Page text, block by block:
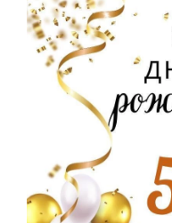
ПРАЗДНИКИ
С Днем рождения
Юбилей
Свадьба
Выпускной
Календарь
КОМУ